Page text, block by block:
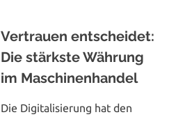
Vertrauen entscheidet:
Die stärkste Währung
im Maschinenhandel
Die Digi­ta­li­sie­rung hat den